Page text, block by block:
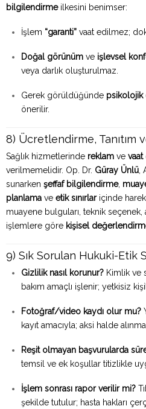
bilgilendirmeilkesini benimser:
İşlem “garanti” vaat edilmez;
Doğal görünüm ve işlevsel
veya darlık oluşturulmaz.
Gerek görüldüğünde psikolojik
önerilir.
8) Ücretlendirme, Tanıtım
Sağlık hizmetlerinde reklam ve vaat
verilmemelidir. Op. Dr. Güray Ünlü,
sunarken şeffaf bilgilendirme,
planlama ve etik sınırlariçinde
muayene bulguları, teknik
işlemlere göre kişisel
9) Sık Sorulan Hukuki-Etik
Gizlilik nasıl korunur? Kimlik ve
bakım amaçlı işlenir; yetkisiz
Fotoğraf/video kaydı olur mu?
kayıt amacıyla; aksi halde
Reşit olmayan başvurularda
temsil ve ek koşullar titizlikle
İşlem sonrası rapor verilir mi?
şekilde tutulur; hasta hakları